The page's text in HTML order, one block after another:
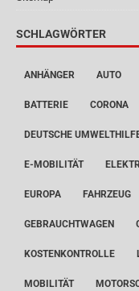
SCHLAGWÖRTER
ANHÄNGER AUTO
BATTERIE CORONA
DEUTSCHE
E-MOBILITÄT
EUROPA FAHRZEUG
GEBRAUCHTWAGEN
KOSTENKONTROLLE
MOBILITÄT